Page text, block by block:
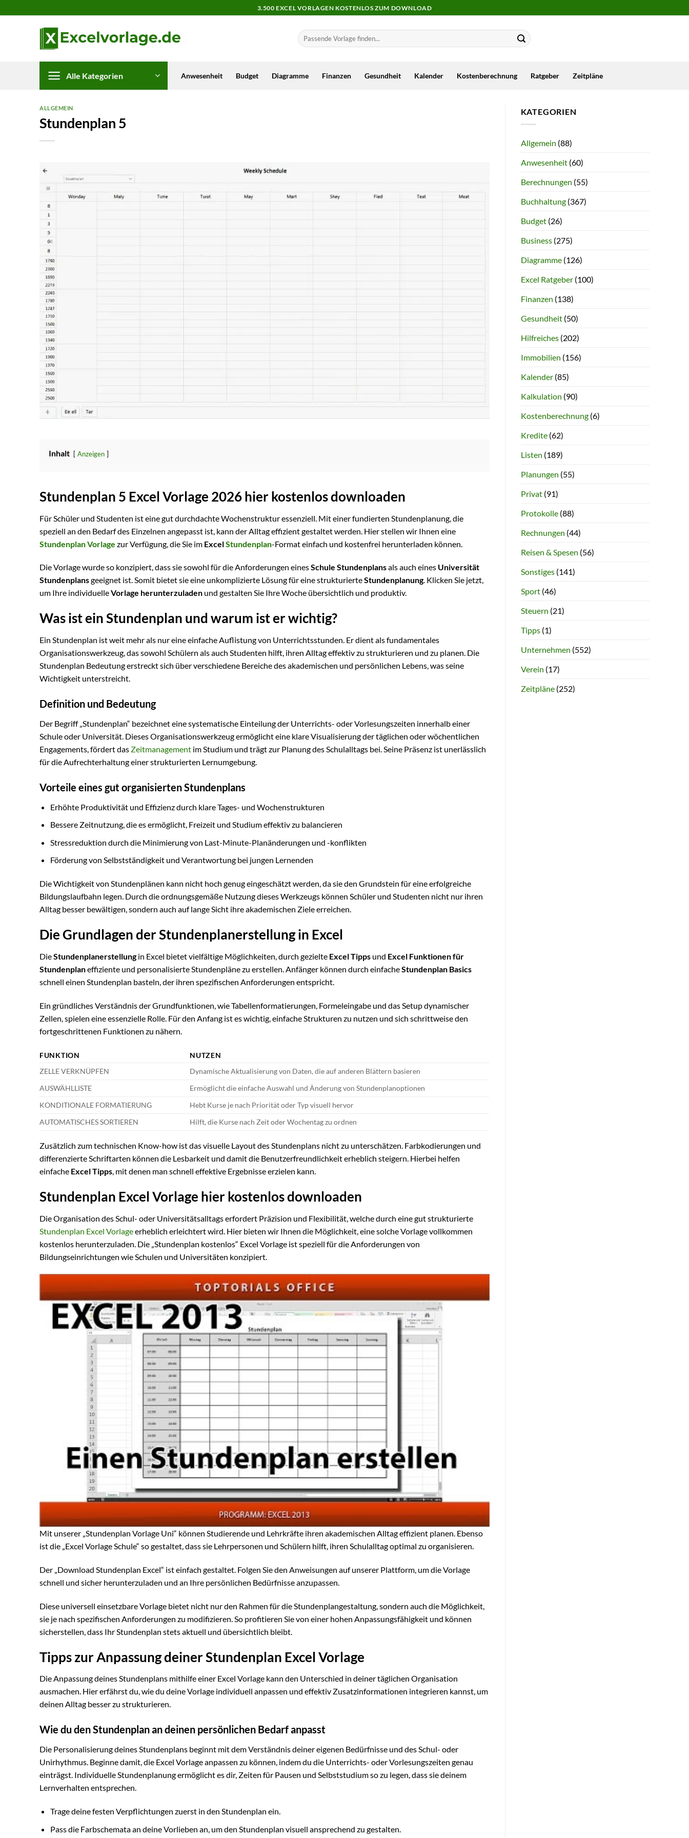
Inhalt
3.500 EXCEL VORLAGEN KOSTENLOS ZUM DOWNLOAD
Alle Kategorien Anwesenheit Budget Diagramme Finanzen Gesundheit Kalender Kostenberechnung Ratgeber Zeitpläne
ALLGEMEIN
Stundenplan 5
Inhalt Anzeigen
Stundenplan 5 Excel Vorlage 2026 hier kostenlos downloaden
Für Schüler und Studenten ist eine gut durchdachte Wochenstruktur essenziell. Mit einer fundierten Stundenplanung, die
speziell an den Bedarf des Einzelnen angepasst ist, kann der Alltag effizient gestaltet werden. Hier stellen wir Ihnen eine
Stundenplan Vorlage zur Verfügung, die Sie im ExcelStundenplan-Format einfach und kostenfrei herunterladen können.
Die Vorlage wurde so konzipiert, dass sie sowohl für die Anforderungen einesSchule Stundenplansals auch eines Universität
Stundenplansgeeignet ist. Somit bietet sie eine unkomplizierte Lösung für eine strukturierteStundenplanung. Klicken Sie jetzt,
um Ihre individuelleVorlage herunterzuladen und gestalten Sie Ihre Woche übersichtlich und produktiv.
Was ist ein Stundenplan und warum ist er wichtig?
Ein Stundenplan ist weit mehr als nur eine einfache Auflistung von Unterrichtsstunden. Er dient als fundamentales
Organisationswerkzeug, das sowohl Schülern als auch Studenten hilft, ihren Alltag effektiv zu strukturieren und zu planen. Die
Stundenplan Bedeutung erstreckt sich über verschiedene Bereiche des akademischen und persönlichen Lebens, was seine
Wichtigkeit unterstreicht.
Definition und Bedeutung
Der Begriff „Stundenplan“ bezeichnet eine systematische Einteilung der Unterrichts- oder Vorlesungszeiten innerhalb einer
Schule oder Universität. Dieses Organisationswerkzeug ermöglicht eine klare Visualisierung der täglichen oder wöchentlichen
Engagements, fördert das Zeitmanagement im Studium und trägt zur Planung des Schulalltags bei. Seine Präsenz ist unerlässlich
für die Aufrechterhaltung einer strukturierten Lernumgebung.
Vorteile eines gut organisierten Stundenplans
Erhöhte Produktivität und Effizienz durch klare Tages- und Wochenstrukturen
Bessere Zeitnutzung, die es ermöglicht, Freizeit und Studium effektiv zu balancieren
Stressreduktion durch die Minimierung von Last-Minute-Planänderungen und -konflikten
Förderung von Selbstständigkeit und Verantwortung bei jungen Lernenden
Die Wichtigkeit von Stundenplänen kann nicht hoch genug eingeschätzt werden, da sie den Grundstein für eine erfolgreiche
Bildungslaufbahn legen. Durch die ordnungsgemäße Nutzung dieses Werkzeugs können Schüler und Studenten nicht nur ihren
Alltag besser bewältigen, sondern auch auf lange Sicht ihre akademischen Ziele erreichen.
Die Grundlagen der Stundenplanerstellung in Excel
DieStundenplanerstellungin Excel bietet vielfältige Möglichkeiten, durch gezielte Excel Tipps und Excel Funktionen für
Stundenplaneffiziente und personalisierte Stundenpläne zu erstellen. Anfänger können durch einfacheStundenplan Basics
schnell einen Stundenplan basteln, der ihren spezifischen Anforderungen entspricht.
Ein gründliches Verständnis der Grundfunktionen, wie Tabellenformatierungen, Formeleingabe und das Setup dynamischer
Zellen, spielen eine essenzielle Rolle. Für den Anfang ist es wichtig, einfache Strukturen zu nutzen und sich schrittweise den
fortgeschrittenen Funktionen zu nähern.
FUNKTION
NUTZEN
ZELLE VERKNÜPFEN
Dynamische Aktualisierung von Daten, die auf anderen Blättern basieren
AUSWÄHLLISTE
Ermöglicht die einfache Auswahl und Änderung von Stundenplanoptionen
KONDITIONALE FORMATIERUNG
Hebt Kurse je nach Priorität oder Typ visuell hervor
AUTOMATISCHES SORTIEREN
Hilft, die Kurse nach Zeit oder Wochentag zu ordnen
Zusätzlich zum technischen Know-how ist das visuelle Layout des Stundenplans nicht zu unterschätzen. Farbkodierungen und
differenzierte Schriftarten können die Lesbarkeit und damit die Benutzerfreundlichkeit erheblich steigern. Hierbei helfen
einfache Excel Tipps, mit denen man schnell effektive Ergebnisse erzielen kann.
Stundenplan Excel Vorlage hier kostenlos downloaden
Die Organisation des Schul- oder Universitätsalltags erfordert Präzision und Flexibilität, welche durch eine gut strukturierte
Stundenplan Excel Vorlageerheblich erleichtert wird. Hier bieten wir Ihnen die Möglichkeit, eine solche Vorlage vollkommen
kostenlos herunterzuladen. Die „Stundenplan kostenlos“ Excel Vorlage ist speziell für die Anforderungen von
Bildungseinrichtungen wie Schulen und Universitäten konzipiert.
Mit unserer „Stundenplan Vorlage Uni“ können Studierende und Lehrkräfte ihren akademischen Alltag effizient planen. Ebenso
ist die „Excel Vorlage Schule“ so gestaltet, dass sie Lehrpersonen und Schülern hilft, ihren Schulalltag optimal zu organisieren.
Der „Download Stundenplan Excel“ ist einfach gestaltet. Folgen Sie den Anweisungen auf unserer Plattform, um die Vorlage
schnell und sicher herunterzuladen und an Ihre persönlichen Bedürfnisse anzupassen.
Diese universell einsetzbare Vorlage bietet nicht nur den Rahmen für die Stundenplangestaltung, sondern auch die Möglichkeit,
sie je nach spezifischen Anforderungen zu modifizieren. So profitieren Sie von einer hohen Anpassungsfähigkeit und können
sicherstellen, dass Ihr Stundenplan stets aktuell und übersichtlich bleibt.
Tipps zur Anpassung deiner Stundenplan Excel Vorlage
Die Anpassung deines Stundenplans mithilfe einer Excel Vorlage kann den Unterschied in deiner täglichen Organisation
ausmachen. Hier erfährst du, wie du deine Vorlage individuell anpassen und effektiv Zusatzinformationen integrieren kannst, um
deinen Alltag besser zu strukturieren.
Wie du den Stundenplan an deinen persönlichen Bedarf anpasst
Die Personalisierung deines Stundenplans beginnt mit dem Verständnis deiner eigenen Bedürfnisse und des Schul- oder
Unirhythmus. Beginne damit, die Excel Vorlage anpassen zu können, indem du die Unterrichts- oder Vorlesungszeiten genau
einträgst. Individuelle Stundenplanung ermöglicht es dir, Zeiten für Pausen und Selbststudium so zu legen, dass sie deinem
Lernverhalten entsprechen.
Trage deine festen Verpflichtungen zuerst in den Stundenplan ein.
Pass die Farbschemata an deine Vorlieben an, um den Stundenplan visuell ansprechend zu gestalten.
KATEGORIEN
Allgemein (88)
Anwesenheit(60)
Berechnungen (55)
Buchhaltung(367)
Budget(26)
Business(275)
Diagramme(126)
Excel Ratgeber(100)
Finanzen (138)
Gesundheit(50)
Hilfreiches(202)
Immobilien (156)
Kalender(85)
Kalkulation (90)
Kostenberechnung(6)
Kredite(62)
Listen (189)
Planungen (55)
Privat(91)
Protokolle(88)
Rechnungen (44)
Reisen & Spesen (56)
Sonstiges(141)
Sport(46)
Steuern (21)
Tipps(1)
Unternehmen (552)
Verein (17)
Zeitpläne(252)